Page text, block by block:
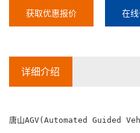
获取优惠报价 在
详细介绍
唐山AGV(Automated Guided